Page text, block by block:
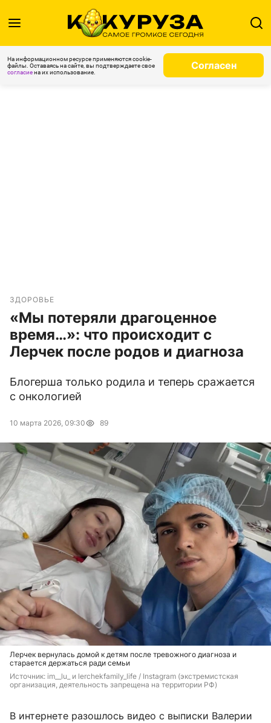
На информационном ресурсе применяются cookie-
файлы. Оставаясь на сайте, вы подтверждаете свое
согласиена их использование.
Согласен
ЗДОРОВЬЕ
«Мы потеряли драгоценное
время…»: что происходит с
Лерчек после родов и диагноза
Блогерша только родила и теперь сражается
с онкологией
10 марта 2026, 09:30 89
Лерчек вернулась домой к детям после тревожного диагноза и
старается держаться ради семьи
Источник: im__lu_ и lerchekfamily_life / Instagram (экстремистская
организация, деятельность запрещена на территории РФ)
В интернете разошлось видео с выписки Валерии